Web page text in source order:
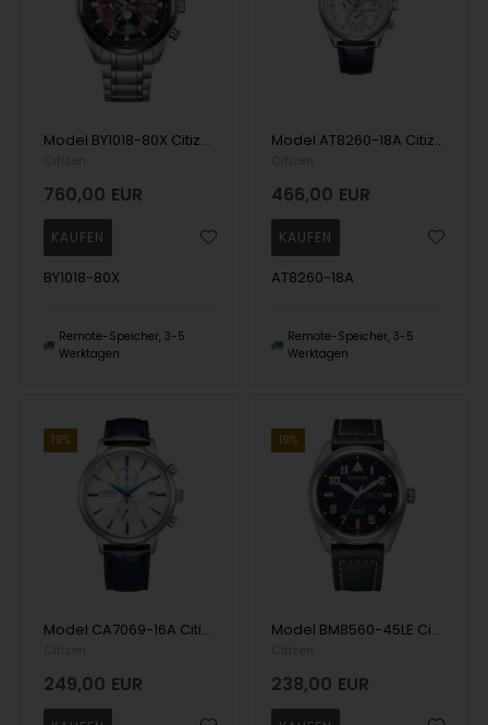
Model BY1018-80X Citizen Titanium ECO Drive Quartz Radiostyret Herren uhr
760,00 EUR
BY1018-80X
Remote-Speicher, 3-5
Werktagen
Model AT8260-18A Citizen Ecodrive Mens Chronograph Radio Controlled ECO Drive Quartz Radiostyret Herren uhr
466,00 EUR
AT8260-18A
Remote-Speicher, 3-5
Werktagen
19%
Model CA7069-16A Citizen Ecodrive Chronograph ECO Drive Quartz Herren uhr
249,00 EUR
19%
Model BM8560-45LE Citizen Super Titanium ECO Drive Quartz Herren uhr
238,00 EUR